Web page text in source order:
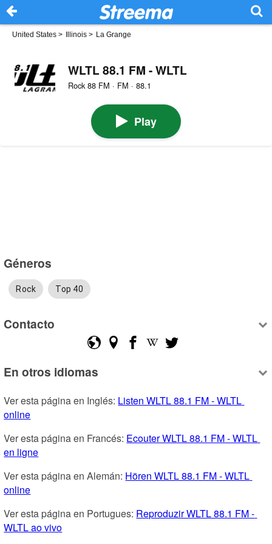
United States > Illinois > La Grange
WLTL 88.1 FM - WLTL
Rock 88 FM · FM · 88.1
Play
Géneros
Rock Top 40
Contacto
En otros idiomas
Ver esta página en Inglés: Listen WLTL 88.1 FM - WLTL
online
Ver esta página en Francés: Ecouter WLTL 88.1 FM - WLTL
en ligne
Ver esta página en Alemán: Hören WLTL 88.1 FM - WLTL
online
Ver esta página en Portugues: Reproduzir WLTL 88.1 FM -
WLTL ao vivo